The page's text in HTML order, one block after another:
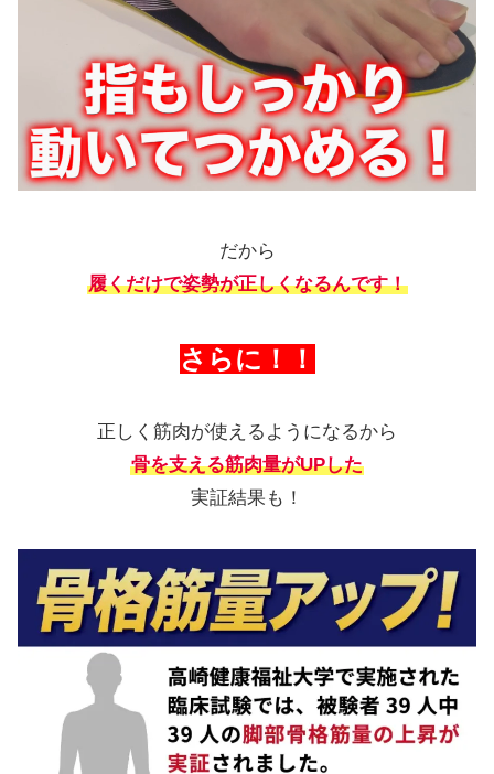
だから
履くだけで姿勢が正しくなるんです！
さらに！！
正しく筋肉が使えるようになるから
骨を支える筋肉量がUPした
実証結果も！